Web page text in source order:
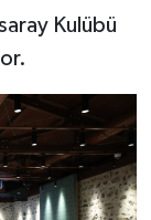
Kulübü